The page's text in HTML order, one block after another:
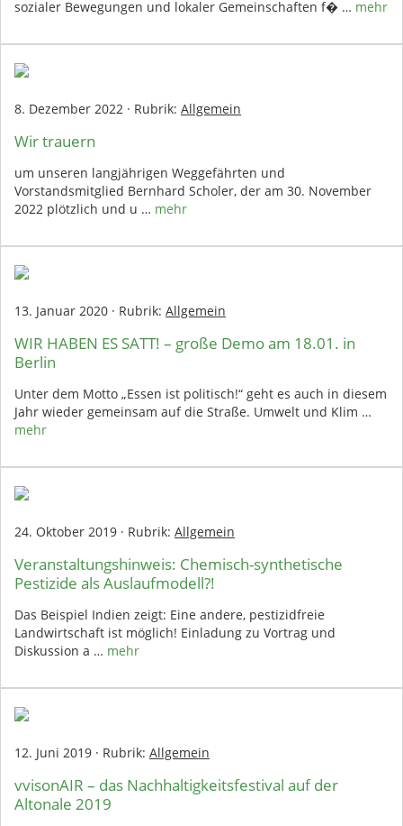
sozialer Bewegungen und lokaler Gemeinschaften f� … mehr
8. Dezember 2022 · Rubrik: Allgemein
Wir trauern
um unseren langjährigen Weggefährten und
Vorstandsmitglied Bernhard Scholer, der am 30. November
2022 plötzlich und u … mehr
13. Januar 2020 · Rubrik: Allgemein
WIR HABEN ES SATT! – große Demo am 18.01. in
Berlin
Unter dem Motto „Essen ist politisch!“ geht es auch in diesem
Jahr wieder gemeinsam auf die Straße. Umwelt und Klim …
mehr
24. Oktober 2019 · Rubrik: Allgemein
Veranstaltungshinweis: Chemisch-synthetische
Pestizide als Auslaufmodell?!
Das Beispiel Indien zeigt: Eine andere, pestizidfreie
Landwirtschaft ist möglich! Einladung zu Vortrag und
Diskussion a … mehr
12. Juni 2019 · Rubrik: Allgemein
vvisonAIR – das Nachhaltigkeitsfestival auf der
Altonale 2019